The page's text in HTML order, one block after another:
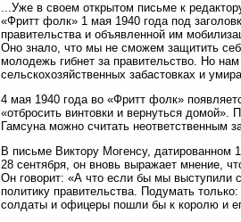
...Уже в своем открытом письме к
«Фритт фолк» 1 мая 1940 года под
правительства и объявленной им
Оно знало, что мы не сможем защитить
молодежь гибнет за правительство. Но
сельскохозяйственных забастовках и
4 мая 1940 года во «Фритт фолк»
«отбросить винтовки и вернуться
Гамсуна можно считать неответственным
В письме Виктору Могенсу, датированном
28 сентября, он вновь выражает мнение,
Он говорит: «А что если бы мы выступили
политику правительства. Подумать
солдаты и офицеры пошли бы к королю и